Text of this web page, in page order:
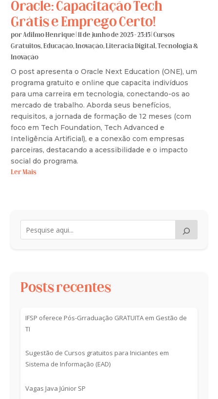
Oracle: Capacitação Tech
Grátis e Emprego Certo!
porAdilmo Henrique| 11 de junho de 2025 - 23:15|Cursos
Gratuitos,Educação,Inovação,Literacia Digital,Tecnologia &
Inovação
O post apresenta o Oracle Next Education (ONE), um
programa gratuito e online que capacita indivíduos
para uma carreira em tecnologia, conectando-os ao
mercado de trabalho. Aborda seus benefícios,
requisitos, a jornada de formação de 12 meses (com
foco em Tech Foundation, Tech Advanced e
Inteligência Artificial), e a conexão com empresas
parceiras, destacando a acessibilidade e o impacto
social do programa.
Ler Mais
Posts recentes
IFSP oferece Pós-Grraduação GRATUITA em Gestão de
TI
Sugestão de Cursos gratuitos para Iniciantes em
Sistema de Informação (EAD)
Vagas Java Júnior SP